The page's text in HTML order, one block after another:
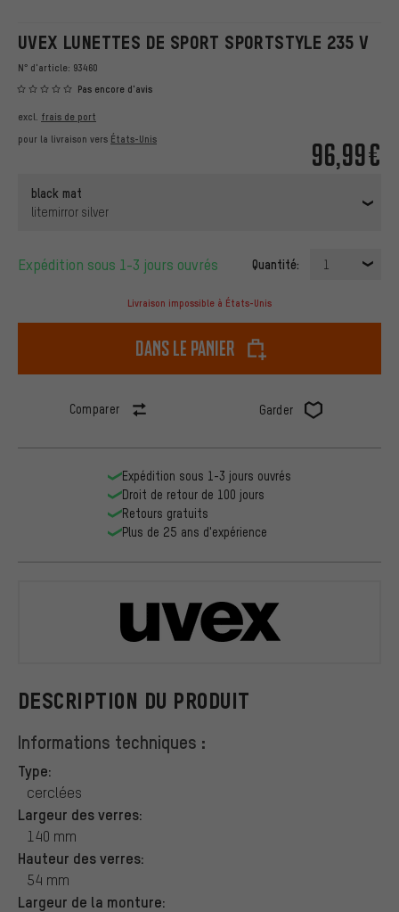
UVEX LUNETTES DE SPORT SPORTSTYLE 235 V
N° d'article: 93460
Pas encore d'avis
96,99€
excl. frais de port
pour la livraison vers États-Unis
black mat
litemirror silver
Expédition sous 1-3 jours ouvrés Quantité: 1
Livraison impossible à États-Unis
dans le panier
Comparer Garder
DESCRIPTION DU PRODUIT
Informations techniques :
Type:
cerclées
Largeur des verres:
140 mm
Hauteur des verres:
54 mm
Largeur de la monture:
Expédition sous 1-3 jours ouvrés
Droit de retour de 100 jours
Retours gratuits
Plus de 25 ans d'expérience
uvex